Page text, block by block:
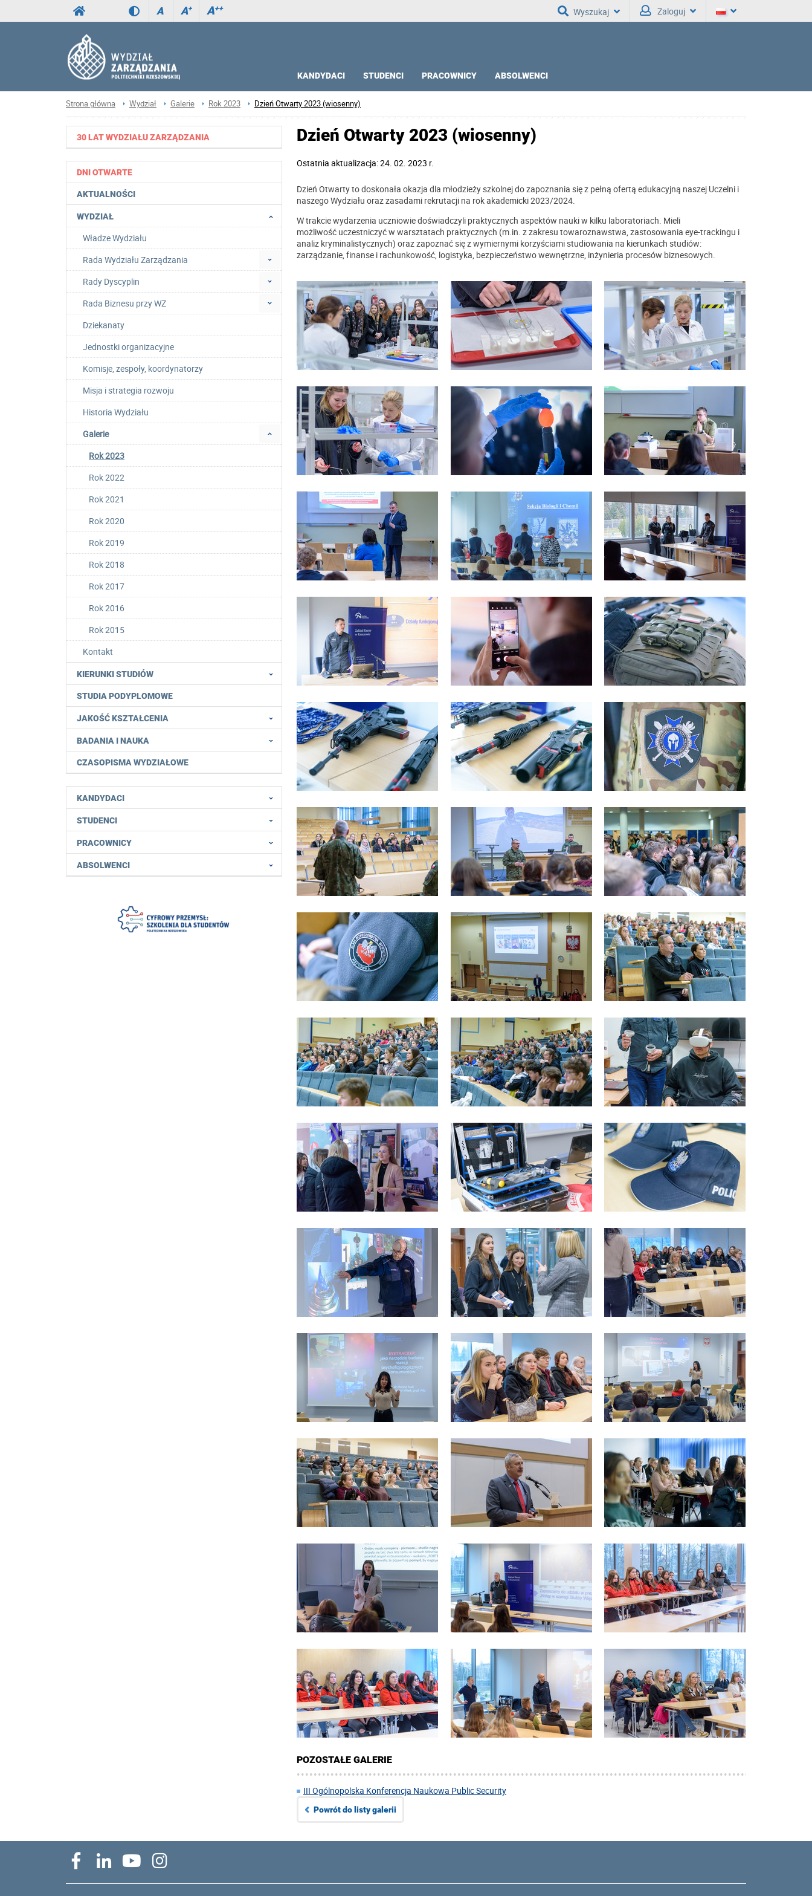
A A+ A++ Wyszukaj Zaloguj
KANDYDACI STUDENCI PRACOWNICY ABSOLWENCI
Strona główna Wydział Galerie Rok 2023 Dzień Otwarty 2023 (wiosenny)
30 LAT WYDZIAŁU ZARZĄDZANIA
DNI OTWARTE
AKTUALNOŚCI
WYDZIAŁ
Władze Wydziału
Rada Wydziału Zarządzania
Rady Dyscyplin
Rada Biznesu przy WZ
Dziekanaty
Jednostki organizacyjne
Komisje, zespoły, koordynatorzy
Misja i strategia rozwoju
Historia Wydziału
Galerie
Rok 2023
Rok 2022
Rok 2021
Rok 2020
Rok 2019
Rok 2018
Rok 2017
Rok 2016
Rok 2015
Kontakt
KIERUNKI STUDIÓW
STUDIA PODYPLOMOWE
JAKOŚĆ KSZTAŁCENIA
BADANIA I NAUKA
CZASOPISMA WYDZIAŁOWE
KANDYDACI
STUDENCI
PRACOWNICY
ABSOLWENCI
Dzień Otwarty 2023 (wiosenny)
Ostatnia aktualizacja: 24. 02. 2023 r.
Dzień Otwarty to doskonała okazja dla młodzieży szkolnej do zapoznania się z pełną ofertą edukacyjną naszej Uczelni i
naszego Wydziału oraz zasadami rekrutacji na rok akademicki 2023/2024.
W trakcie wydarzenia uczniowie doświadczyli praktycznych aspektów nauki w kilku laboratoriach. Mieli
możliwość uczestniczyć w warsztatach praktycznych (m.in. z zakresu towaroznawstwa, zastosowania eye-trackingu i
analiz kryminalistycznych) oraz zapoznać się z wymiernymi korzyściami studiowania na kierunkach studiów:
zarządzanie, finanse i rachunkowość, logistyka, bezpieczeństwo wewnętrzne, inżynieria procesów biznesowych.
POZOSTAŁE GALERIE
III Ogólnopolska Konferencja Naukowa Public Security
Powrót do listy galerii